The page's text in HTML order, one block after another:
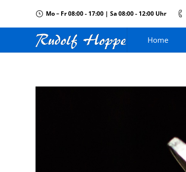
Mo – Fr 08:00 - 17:00 | Sa 08:00 - 12:00 Uhr
Home